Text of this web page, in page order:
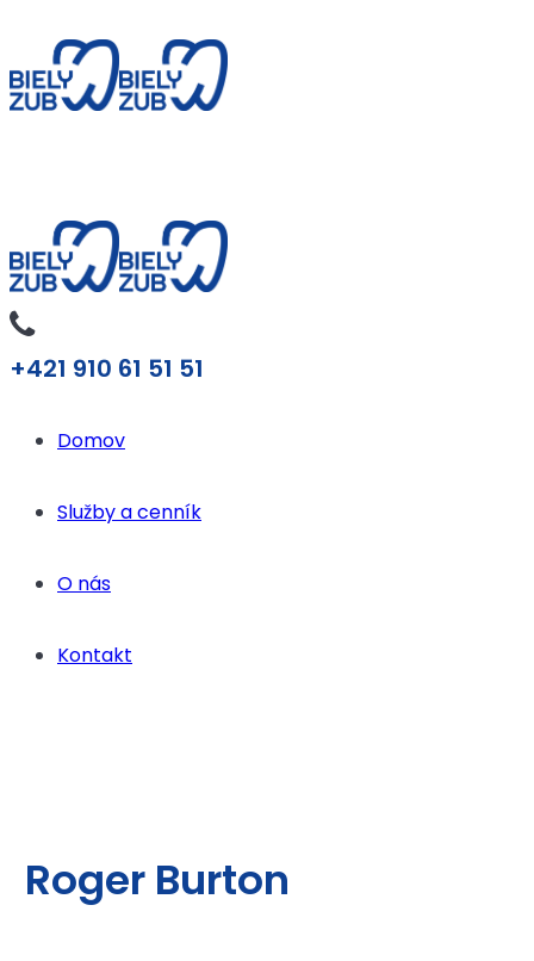
+421 910 61 51 51
Domov
Služby a cenník
O nás
Kontakt
Roger Burton